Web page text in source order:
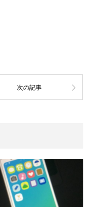
次の記事